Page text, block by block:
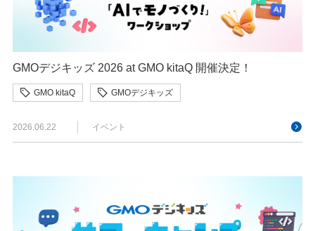
GMOデジキッズ 2026 at GMO kitaQ 開催決定！
GMO kitaQ GMOデジキッズ
2026.06.22 イベント